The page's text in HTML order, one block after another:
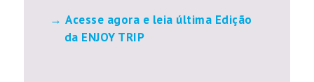
Acesse agora e leia última Edição
da ENJOY TRIP